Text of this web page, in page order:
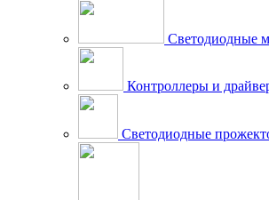
Светодиодные
Контроллеры и
Светодиодные